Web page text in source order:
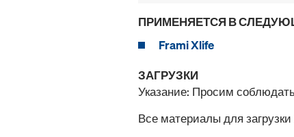
ПРИМЕНЯЕТСЯ В
Frami Xlife
ЗАГРУЗКИ
Указание: Просим
Все материалы для